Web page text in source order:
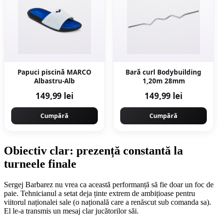
Papuci piscină MARCO
Albastru-Alb
149,99 lei
Cumpără
Bară curl Bodybuilding
1,20m 28mm
149,99 lei
Cumpără
Obiectiv clar: prezență constantă la
turneele finale
Sergej Barbarez nu vrea ca această performanță să fie doar un foc de
paie. Tehnicianul a setat deja ținte extrem de ambițioase pentru
viitorul naționalei sale (o națională care a renăscut sub comanda sa).
El le-a transmis un mesaj clar jucătorilor săi.